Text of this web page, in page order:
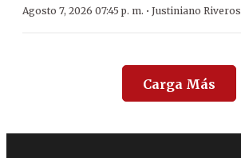
Agosto 7, 2026 07:45 p. m. · Justiniano Riveros
Carga Más